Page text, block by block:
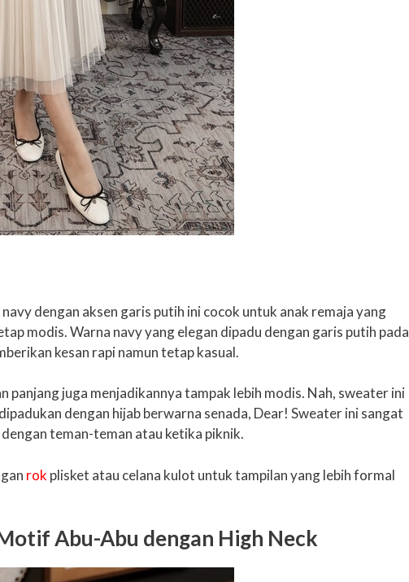
navy dengan aksen garis putih ini cocok untuk anak remaja yang
modis. Warna navy yang elegan dipadu dengan garis putih pada
kesan rapi namun tetap kasual.
panjang juga menjadikannya tampak lebih modis. Nah, sweater ini
dengan hijab berwarna senada, Dear! Sweater ini sangat
teman-teman atau ketika piknik.
rok plisket atau celana kulot untuk tampilan yang lebih formal
Abu-Abu dengan High Neck